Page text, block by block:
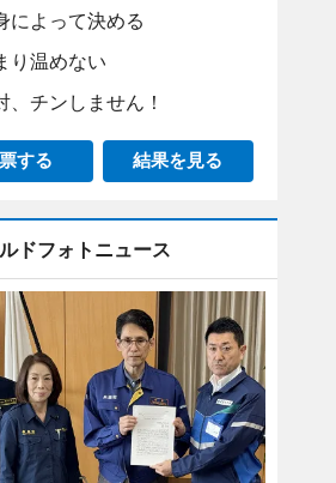
によって決める
り温めない
、チンしません！
する 結果を見る
ドフォトニュース